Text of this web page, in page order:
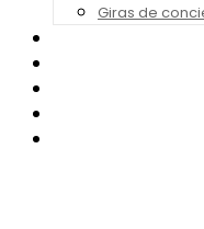
Giras de